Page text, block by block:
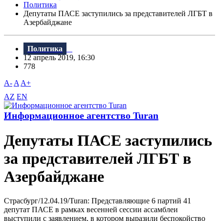
Политика
Депутаты ПАСЕ заступились за представителей ЛГБТ в
Азербайджане
Политика
12 апрель 2019, 16:30
778
A- A A+
AZ EN
Информационное агентство Turan
Депутаты ПАСЕ заступились
за представителей ЛГБТ в
Азербайджане
Страсбург/12.04.19/Turan: Представляющие 6 партий 41
депутат ПАСЕ в рамках весенней сессии ассамблеи
выступили с заявлением, в котором выразили беспокойство